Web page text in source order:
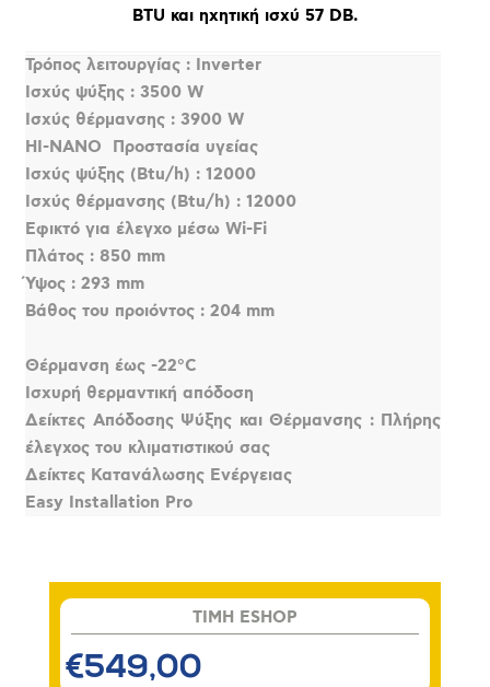
BTU και ηχητική ισχύ 57 DB.
Τρόπος λειτουργίας : Inverter
Ισχύς ψύξης : 3500 W
Ισχύς θέρμανσης : 3900 W
HI-NANO  Προστασία υγείας
Ισχύς ψύξης (Btu/h) : 12000
Ισχύς θέρμανσης (Btu/h) : 12000
Εφικτό για έλεγχο μέσω Wi-Fi
Πλάτος : 850 mm
Ύψος : 293 mm
Βάθος του προιόντος : 204 mm
Θέρμανση έως -22°C
Ισχυρή θερμαντική απόδοση
Δείκτες Απόδοσης Ψύξης και Θέρμανσης : Πλήρης
έλεγχος του κλιματιστικού σας
Δείκτες Κατανάλωσης Ενέργειας
Easy Installation Pro
TIMH ESHOP
€549,00